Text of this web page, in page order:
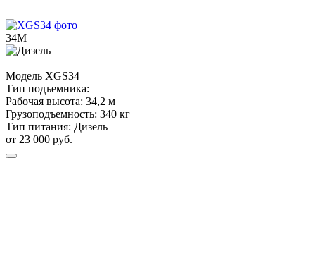
34М
Модель XGS34
Тип подъемника:
Рабочая высота: 34,2 м
Грузоподъемность: 340 кг
Тип питания: Дизель
от 23 000 руб.